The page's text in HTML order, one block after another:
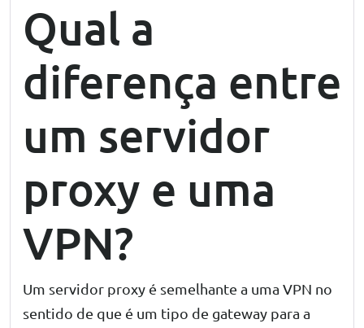
Qual a
diferença entre
um servidor
proxy e uma
VPN?
Um servidor proxy é semelhante a uma VPN no
sentido de que é um tipo de gateway para a